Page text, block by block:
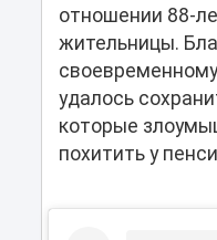
отношении 88-
жительницы.
удалось
которые
похитить у